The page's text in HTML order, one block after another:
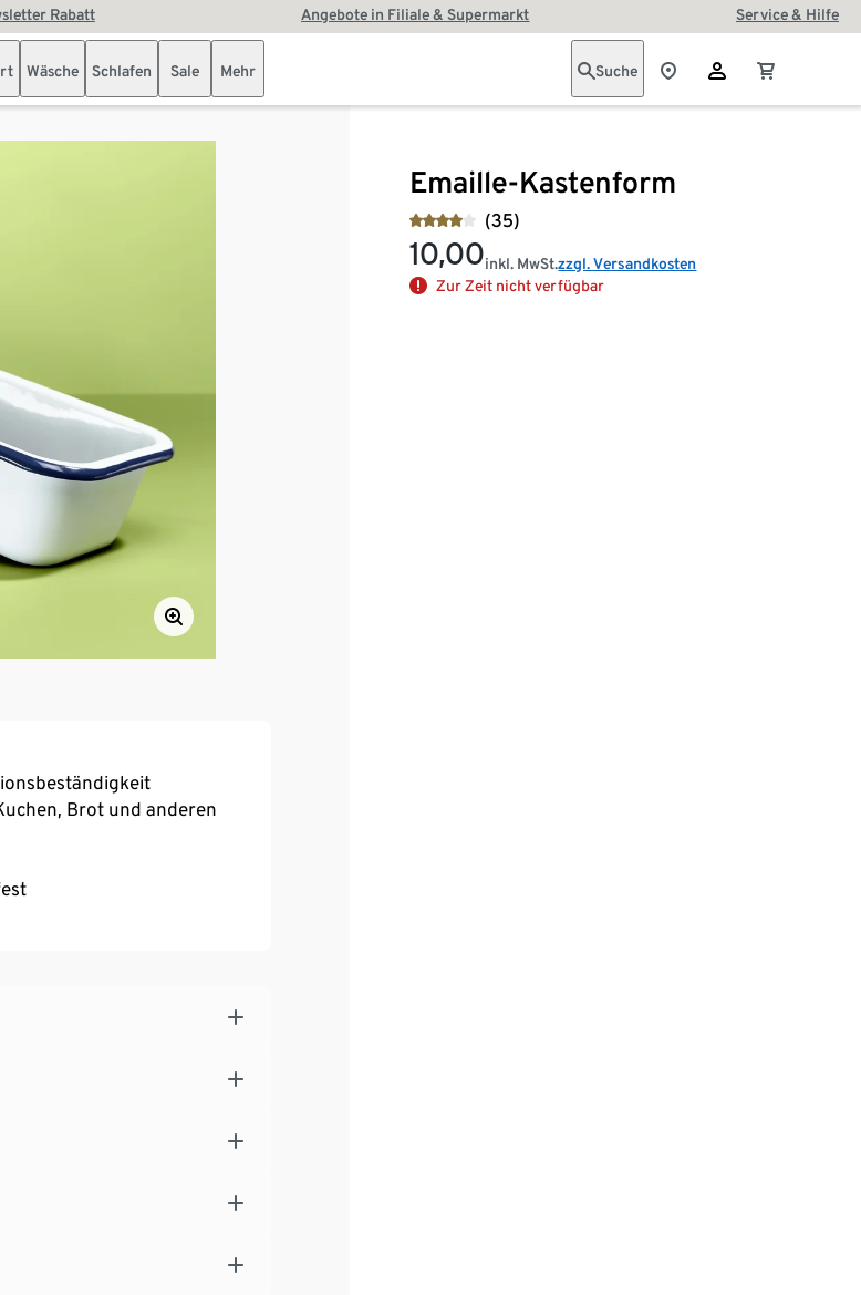
Rabatt Angebote in Filiale & Supermarkt Service & Hilfe
Wäsche Schlafen Sale Mehr Suche
Emaille-Kastenform
(35)
10,00inkl. MwSt.zzgl. Versandkosten
Zur Zeit nicht verfügbar
Brot und anderen